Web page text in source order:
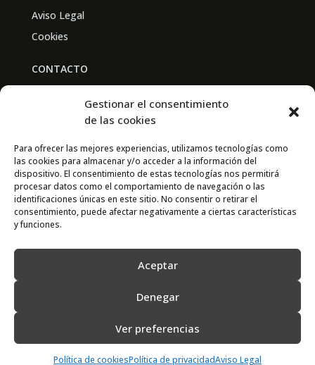
Gestionar el consentimiento
de las cookies
Para ofrecer las mejores experiencias, utilizamos tecnologías como
las cookies para almacenar y/o acceder a la información del
dispositivo. El consentimiento de estas tecnologías nos permitirá
procesar datos como el comportamiento de navegación o las
identificaciones únicas en este sitio. No consentir o retirar el
consentimiento, puede afectar negativamente a ciertas características
y funciones.
Aceptar
Denegar
Ver preferencias
Política de cookiesPolítica de privacidadAviso Legal
Aviso Legal
Cookies
CONTACTO
Av. Real Academia de Medicina
CONTACTO
667 841 238
info@adimur.es
2022 © Adimur · Asociación de Directivos de la Región de Murcia. Diseñada
porN7